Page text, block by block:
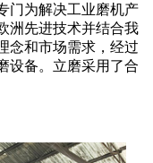
门为解决工业磨机产
洲先进技术并结合我
念和市场需求，经过
设备。立磨采用了合